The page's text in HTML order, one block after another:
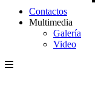
Contactos
Multimedia
Galería
Video